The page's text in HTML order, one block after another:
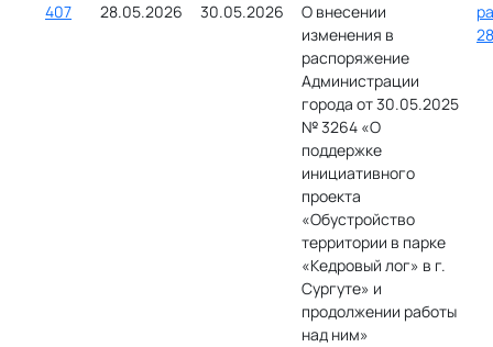
407 28.05.2026 30.05.2026
О внесении
изменения в
распоряжение
Администрации
города от 30.05.2025
№ 3264 «О
поддержке
инициативного
проекта
«Обустройство
территории в парке
«Кедровый лог» в г.
Сургуте» и
продолжении работы
над ним»